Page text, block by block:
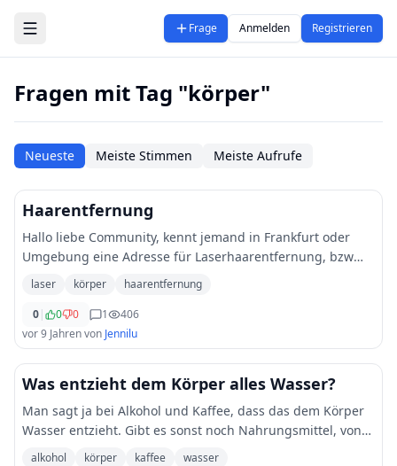
Zum Hauptinhalt springen
Frage Anmelden Registrieren
Fragen mit Tag "körper"
Neueste Meiste Stimmen Meiste Aufrufe
Haarentfernung
Hallo liebe Community, kennt jemand in Frankfurt oder
Umgebung eine Adresse für Laserhaarentfernung, bzw
hat bereits Erfahrung bei jener Adresse? Bin auf der Suche
nach etwas gutem und bezahlbaren.
laser körper
haarentfernung
0| 0 0 1
406
vor 9 Jahrenvon Jennilu
Was entzieht dem Körper alles Wasser?
Man sagt ja bei Alkohol und Kaffee, dass das dem Körper
Wasser entzieht. Gibt es sonst noch Nahrungsmittel, von
denen man das sagt?
alkohol körper kaffee
wasser